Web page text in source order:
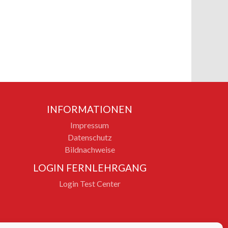
INFORMATIONEN
Impressum
Datenschutz
Bildnachweise
LOGIN FERNLEHRGANG
Login Test Center